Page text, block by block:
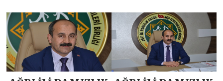
ALDEMİR `DEN
AĞRI İLİ DAMIZLIK
KOYUN KEÇİ
YETİŞTİRİCİLERİ
BİRLİĞİ BAŞKANI
BİRLİĞİ BAŞKANI
MEHMET NURİ
SAMANCI `DAN 10
OCAK ÇALIŞAN
GAZETECİLER